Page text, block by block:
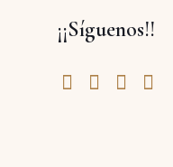
¡¡Síguenos!!